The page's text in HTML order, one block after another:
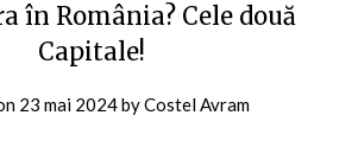
în România? Cele două
Capitale!
23 mai 2024byCostel Avram